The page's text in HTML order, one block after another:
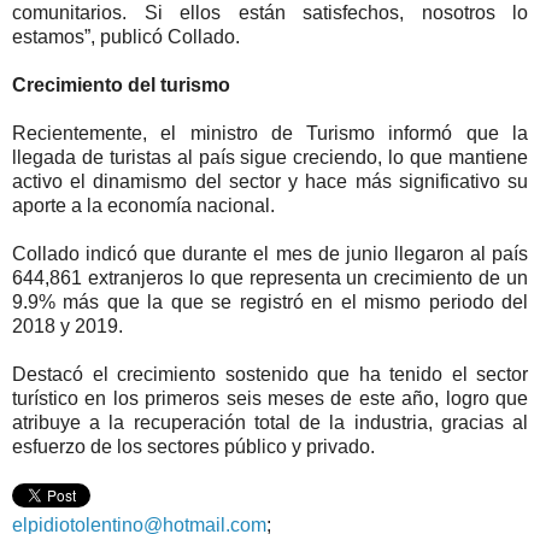
comunitarios. Si ellos están satisfechos, nosotros lo
estamos”, publicó Collado.
Crecimiento del turismo
Recientemente, el ministro de Turismo informó que la
llegada de turistas al país sigue creciendo, lo que mantiene
activo el dinamismo del sector y hace más significativo su
aporte a la economía nacional.
Collado indicó que durante el mes de junio llegaron al país
644,861 extranjeros lo que representa un crecimiento de un
9.9% más que la que se registró en el mismo periodo del
2018 y 2019.
Destacó el crecimiento sostenido que ha tenido el sector
turístico en los primeros seis meses de este año, logro que
atribuye a la recuperación total de la industria, gracias al
esfuerzo de los sectores público y privado.
elpidiotolentino@hotmail.com;